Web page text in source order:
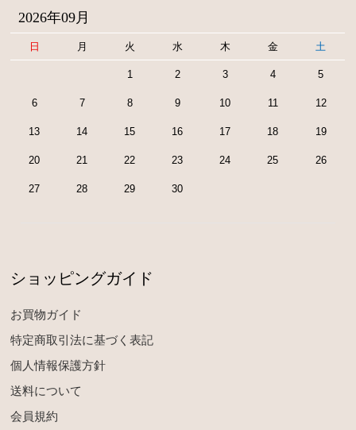
2026年09月
日 月 火 水 木 金 土
1 2 3 4 5
6 7 8 9 10 11 12
13 14 15 16 17 18 19
20 21 22 23 24 25 26
27 28 29 30
ショッピングガイド
お買物ガイド
特定商取引法に基づく表記
個人情報保護方針
送料について
会員規約